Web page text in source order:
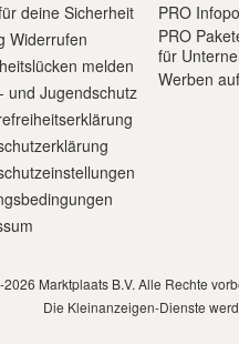
deine Sicherheit
Widerrufen
melden
und Jugendschutz
PRO
PRO
für
Werben
Marktplaats B.V. Alle Rechte
Die Kleinanzeigen-Dienste